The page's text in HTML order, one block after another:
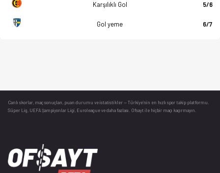
Karşılıklı Gol 5/6
Gol yeme 6/7
Canlı skorlar , maç sonuçları, puan durumu ve istatistikler — Türkiye’nin en hızlı spor takip platformu.
Süper Lig, UEFA Şampiyonlar Ligi, Euroleague ve daha fazlası. Ofsayt ile hiçbir maçı kaçırmayın.